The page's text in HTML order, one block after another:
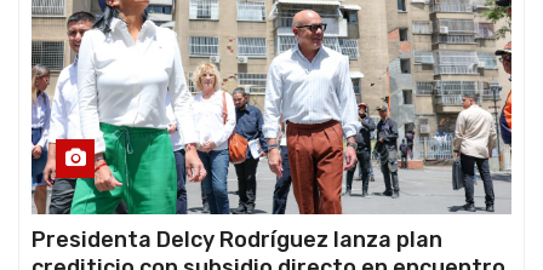
Presidenta Delcy Rodríguez lanza plan